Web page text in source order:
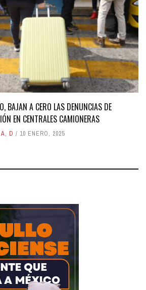
BAJAN A CERO LAS DENUNCIAS DE
EN CENTRALES CAMIONERAS
A, D 10 ENERO, 2025